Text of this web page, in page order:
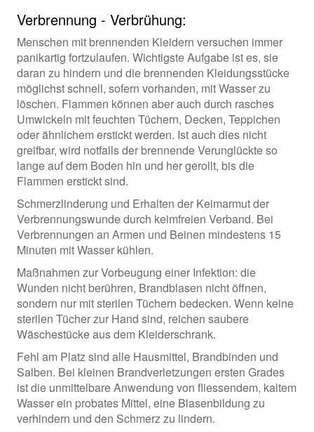
Verbrennung - Verbrühung:
Menschen mit brennenden Kleidern versuchen immer
panikartig fortzulaufen. Wichtigste Aufgabe ist es, sie
daran zu hindern und die brennenden Kleidungsstücke
möglichst schnell, sofern vorhanden, mit Wasser zu
löschen. Flammen können aber auch durch rasches
Umwickeln mit feuchten Tüchern, Decken, Teppichen
oder ähnlichem erstickt werden. Ist auch dies nicht
greifbar, wird notfalls der brennende Verunglückte so
lange auf dem Boden hin und her gerollt, bis die
Flammen erstickt sind.
Schmerzlinderung und Erhalten der Keimarmut der
Verbrennungswunde durch keimfreien Verband. Bei
Verbrennungen an Armen und Beinen mindestens 15
Minuten mit Wasser kühlen.
Maßnahmen zur Vorbeugung einer Infektion: die
Wunden nicht berühren, Brandblasen nicht öffnen,
sondern nur mit sterilen Tüchern bedecken. Wenn keine
sterilen Tücher zur Hand sind, reichen saubere
Wäschestücke aus dem Kleiderschrank.
Fehl am Platz sind alle Hausmittel, Brandbinden und
Salben. Bei kleinen Brandverletzungen ersten Grades
ist die unmittelbare Anwendung von fliessendem, kaltem
Wasser ein probates Mittel, eine Blasenbildung zu
verhindern und den Schmerz zu lindern.